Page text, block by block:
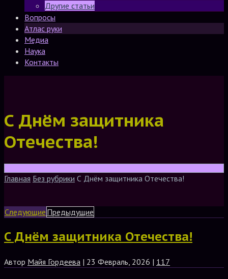
Другие статьи
Вопросы
Атлас руки
Медиа
Наука
Контакты
С Днём защитника
Отечества!
Главная Без рубрики С Днём защитника Отечества!
Следующие Предыдущие
С Днём защитника Отечества!
Автор Майя Гордеева | 23 Февраль, 2026 | 117